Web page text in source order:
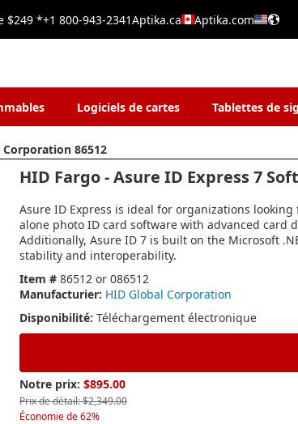
$249 *+1 800-943-2341Aptika.ca Aptika.com
Logiciels de cartes Tablettes de
Corporation 86512
HID Fargo - Asure ID Express 7
Asure ID Express is ideal for organizations
alone photo ID card software with advanced card
Additionally, Asure ID 7 is built on the Microsoft
stability and interoperability.
Item # 86512 or 086512
Manufacturier: HID Global Corporation
Disponibilité: Téléchargement électronique
Notre prix: $895.00
Prix de détail: $2,349.00
Économie de 62%